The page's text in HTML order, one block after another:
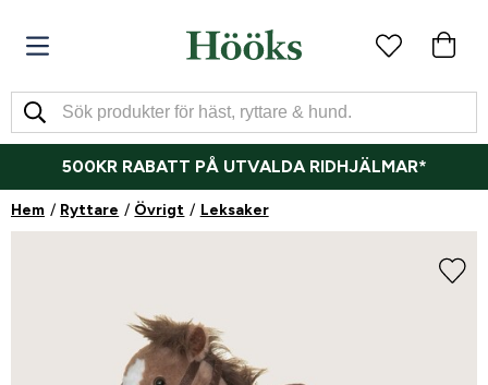
500KR RABATT PÅ UTVALDA RIDHJÄLMAR*
Hem Ryttare Övrigt Leksaker